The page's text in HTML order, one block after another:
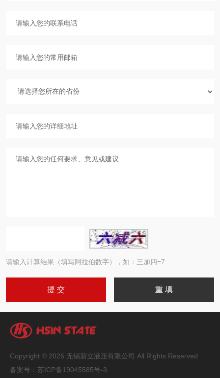
请输入计算结果（填写阿拉伯数字），如：三加四=7
Copyright © 2026 无锡新立液压有限公司 All Rights Reserved
备案号： 苏ICP备19045585号-3